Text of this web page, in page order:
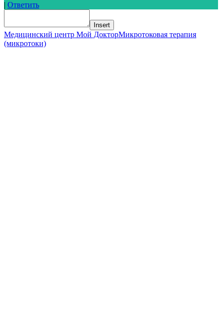
| Ответить
Insert
Медицинский центр Мой ДокторМикротоковая терапия
(микротоки)